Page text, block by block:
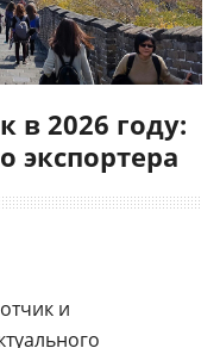
в 2026 году:
экспортера
и